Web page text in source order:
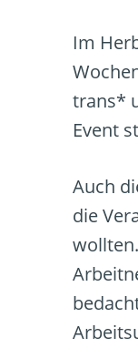
Im
trans*
Event
Auch
die